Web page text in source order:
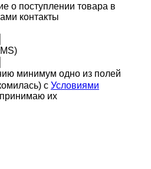
о поступлении товара в
контакты
минимум одно из полей
с Условиями
их